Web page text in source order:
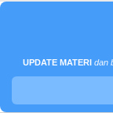
UPDATE MATERI dan